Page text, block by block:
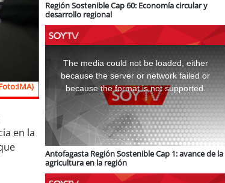
en la
Región Sostenible Cap 60: Economía circular y
desarrollo regional
window.
The media could not be loaded, either
because the server or network failed or
because the format is not supported.
Antofagasta Región Sostenible Cap 1: avance de la
agricultura en la región